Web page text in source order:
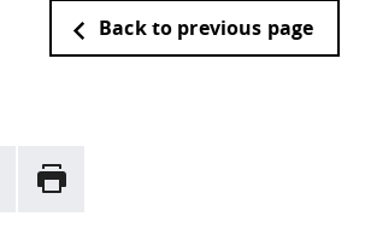
Back to previous page
Rrint